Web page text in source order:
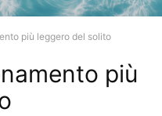
più leggero del solito
più